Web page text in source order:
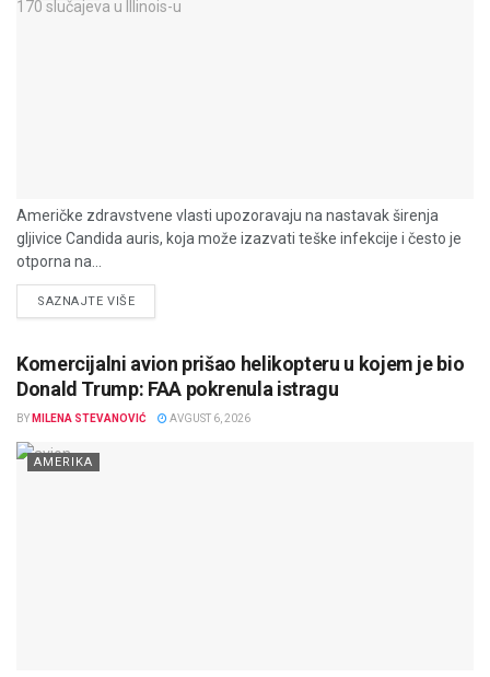
Američke zdravstvene vlasti upozoravaju na nastavak širenja
gljivice Candida auris, koja može izazvati teške infekcije i često je
otporna na...
SAZNAJTE VIŠEDETAILS
Komercijalni avion prišao helikopteru u kojem je bio
Donald Trump: FAA pokrenula istragu
BY MILENA STEVANOVIĆ AVGUST 6, 2026
AMERIKA